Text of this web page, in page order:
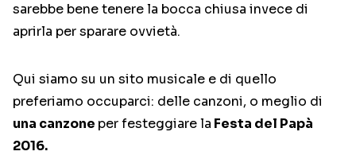
sarebbe bene tenere la bocca chiusa invece di
aprirla per sparare ovvietà.
Qui siamo su un sito musicale e di quello
preferiamo occuparci: delle canzoni, o meglio di
una canzone per festeggiare la Festa del Papà
2016.